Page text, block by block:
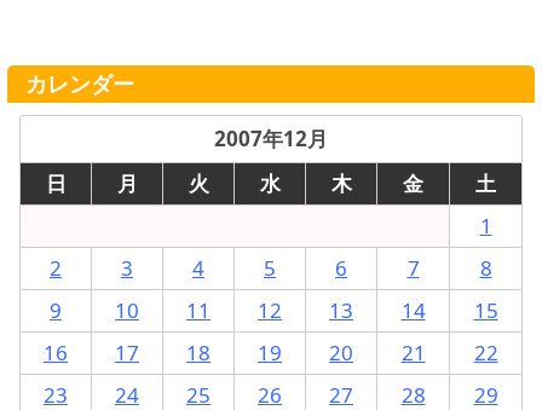
カレンダー
2007年12月
日
月 火 水 木 金
土
1
2
3 4 5 6 7
8
9
10 11 12 13 14
15
16
17 18 19 20 21
22
23
24 25 26 27 28
29